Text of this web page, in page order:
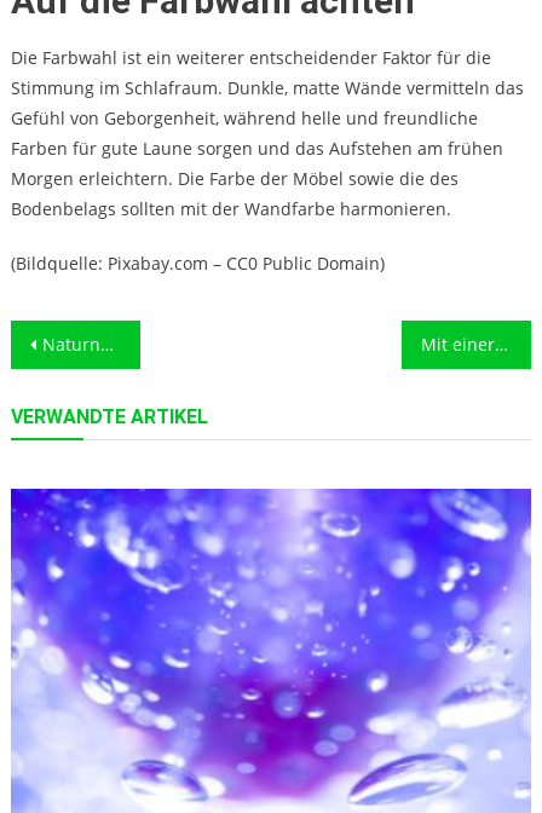
Die Farbwahl ist ein weiterer entscheidender Faktor für die
Stimmung im Schlafraum. Dunkle, matte Wände vermitteln das
Gefühl von Geborgenheit, während helle und freundliche
Farben für gute Laune sorgen und das Aufstehen am frühen
Morgen erleichtern. Die Farbe der Möbel sowie die des
Bodenbelags sollten mit der Wandfarbe harmonieren.
(Bildquelle: Pixabay.com – CC0 Public Domain)
Beitragsnavigation
Naturnah wohnen mit einem Wintergarten Mit einer Wildkamera größere Park- und Gartenanlagen überwachen – was ist möglich?
VERWANDTE ARTIKEL